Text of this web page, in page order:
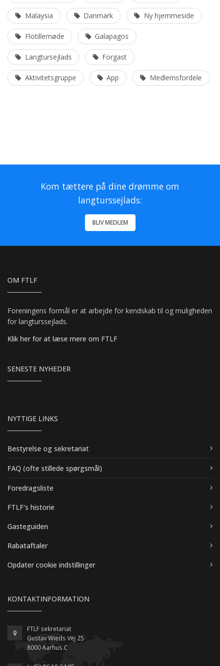
Malaysia Danmark Ny hjemmeside
Flotillemøde Galapagos
Langtursejlads Forgast
Aktivitetsgruppe App Medlemsfordele
Kom tættere på dine drømme om
langturssejlads:
BLIV MEDLEM
OM FTLF
Foreningens formål er at arbejde for kendskab til og muligheden
for langturssejlads.
Klik her for at læse mere om FTLF
SENESTE NYHEDER
NYTTIGE LINKS
Bestyrelse og sekretariat
FAQ (ofte stillede spørgsmål)
Foredragsliste
FTLF's historie
Gasteguiden
Rabataftaler
Opdater cookie indstillinger
KONTAKTINFORMATION
FTLF sekretariat
Gustav Wieds Vej 25
8000 Aarhus C